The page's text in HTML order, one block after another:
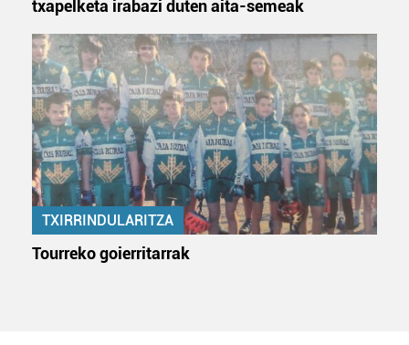
zerbitzuak hobetzeko asmoz, cookie teknologiaz
baliatzen gara. Ohar hau onartuz gero, teknologia hori
erabiltzeko baimen esplizitua ematen diguzu.Gehiago
irakurri
txapelketa irabazi duten aita-semeak
TXIRRINDULARITZA
Tourreko goierritarrak